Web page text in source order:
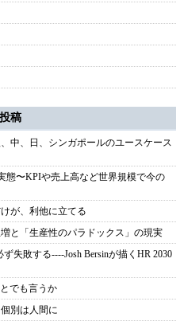
稿
中、日、シンガポールのユースケース
態〜KPIや売上高など世界規模で今の
が、利他に立てる
と「生産性のパラドックス」の現実
失敗する----Josh Bersinが描くHR 2030
でも言うか
別は人間に